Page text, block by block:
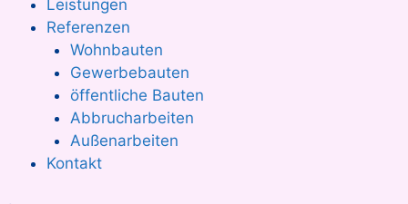
Leistungen
Referenzen
Wohnbauten
Gewerbebauten
öffentliche Bauten
Abbrucharbeiten
Außenarbeiten
Kontakt